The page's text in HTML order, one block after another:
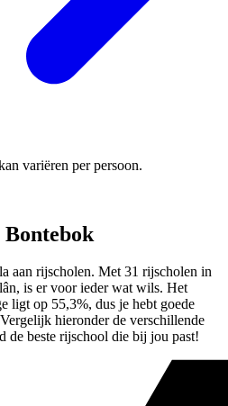
variëren per persoon.
aan rijscholen. Met 31 rijscholen in
is er voor ieder wat wils. Het
ligt op 55,3%, dus je hebt goede
hieronder de verschillende
de beste rijschool die bij jou past!